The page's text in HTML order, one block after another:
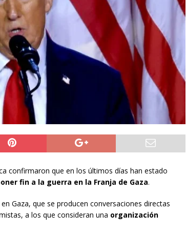
ALTO HOSPICIO
resguarda la seguridad en el pueblo de Tarapacá
se les pago los estudios en el extranjero y nunca
confirmaron que en los últimos días han estado
fin a la guerra en la Franja de Gaza.
Gaza, que se producen conversaciones directas
a los que consideran una organización